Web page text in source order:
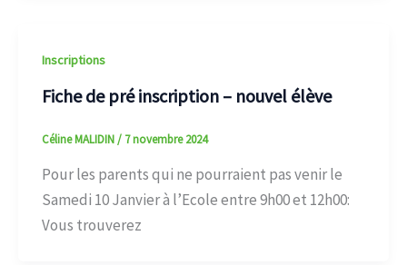
Inscriptions
Fiche de pré inscription – nouvel élève
Céline MALIDIN/ 7 novembre 2024
Pour les parents qui ne pourraient pas venir le
Samedi 10 Janvier à l’Ecole entre 9h00 et 12h00:
Vous trouverez